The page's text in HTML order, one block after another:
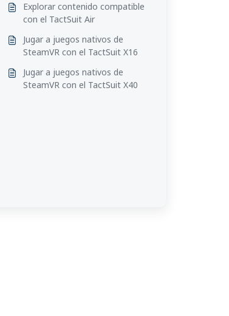
Explorar contenido compatible
con el TactSuit Air
Jugar a juegos nativos de
SteamVR con el TactSuit X16
Jugar a juegos nativos de
SteamVR con el TactSuit X40